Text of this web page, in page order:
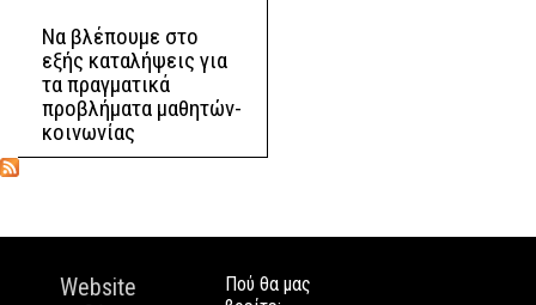
Να βλέπουμε στο
εξής καταλήψεις για
τα πραγματικά
προβλήματα μαθητών-
κοινωνίας
Website
Πού θα μας